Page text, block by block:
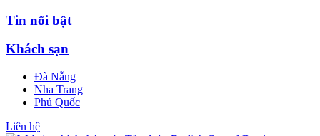
Tin nổi bật
Khách sạn
Đà Nẵng
Nha Trang
Phú Quốc
Liên hệ